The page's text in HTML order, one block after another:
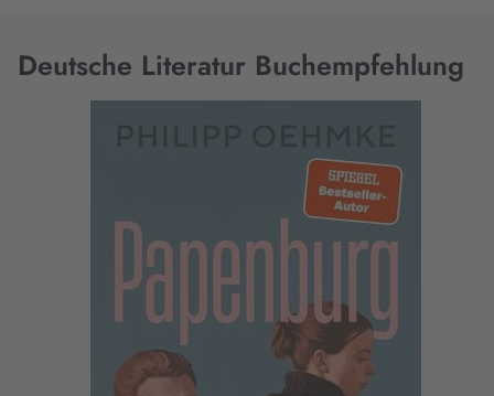
Deutsche Literatur Buchempfehlung